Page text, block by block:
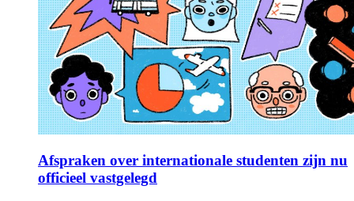
Afspraken over internationale studenten zijn nu
officieel vastgelegd